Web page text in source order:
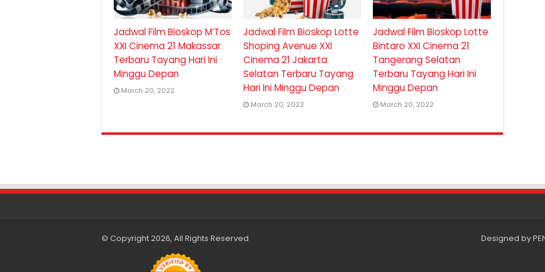
Jadwal Film Bioskop M’Tos
XXI Cinema 21 Makassar
Terbaru Tayang Hari Ini
Minggu Depan
March 20, 2022
Jadwal Film Bioskop Lotte
Shoping Avenue XXI
Cinema 21 Jakarta
Selatan Terbaru Tayang
Hari Ini Minggu Depan
March 20, 2022
Jadwal Film Bioskop Lotte
Bintaro XXI Cinema 21
Tangerang Selatan
Terbaru Tayang Hari Ini
Minggu Depan
March 20, 2022
Designed by
© Copyright 2026, All Rights Reserved